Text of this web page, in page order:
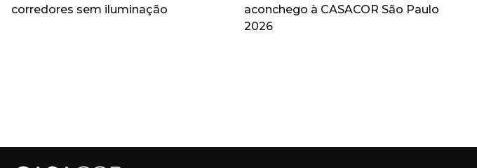
corredores sem iluminação
aconchego à CASACOR São Paulo
2026